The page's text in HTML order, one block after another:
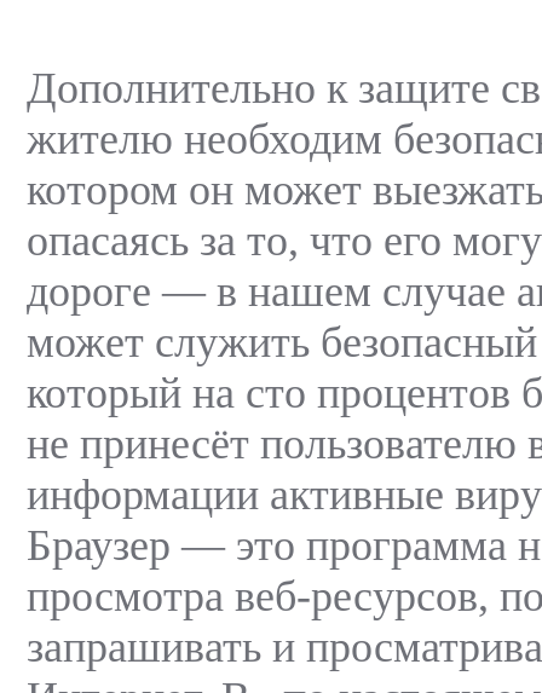
Дополнительно к защите
жителю необходим
котором он может
опасаясь за то, что его
дороге — в нашем случае
может служить безопасный
который на сто процентов
не принесёт пользователю
информации активные
Браузер — это программа
просмотра веб-ресурсов,
запрашивать и